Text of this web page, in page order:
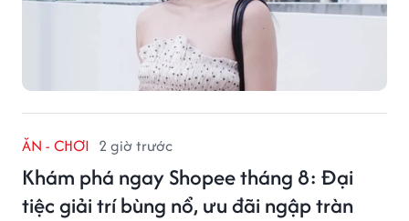
ĂN - CHƠI 2 giờ trước
Khám phá ngay Shopee tháng 8: Đại
tiệc giải trí bùng nổ, ưu đãi ngập tràn